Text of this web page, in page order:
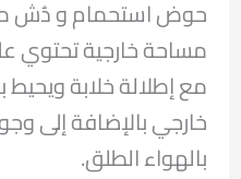
حوض استحمام و دُش
مساحة خارجية تحتوي
مع إطلالة خلابة
خارجي بالإضافة إلى
بالهواء الطلق.